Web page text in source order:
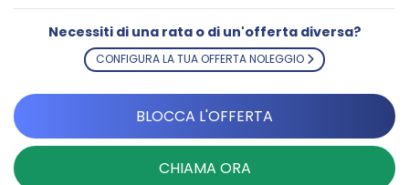
Necessiti di una rata o di un'offerta diversa?
CONFIGURA LA TUA OFFERTA NOLEGGIO
BLOCCA L'OFFERTA
CHIAMA ORA